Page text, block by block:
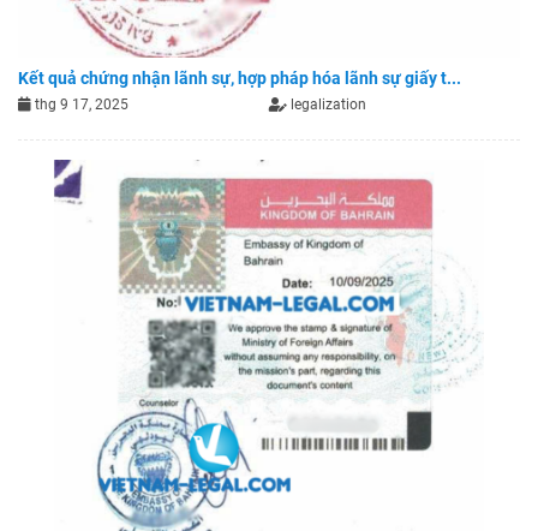
Kết quả chứng nhận lãnh sự, hợp pháp hóa lãnh sự giấy t...
thg 9 17, 2025 legalization